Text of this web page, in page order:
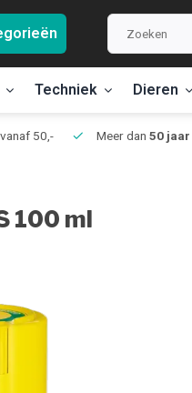
Techniek Dieren
50,- Meer dan 50 jaar
100 ml